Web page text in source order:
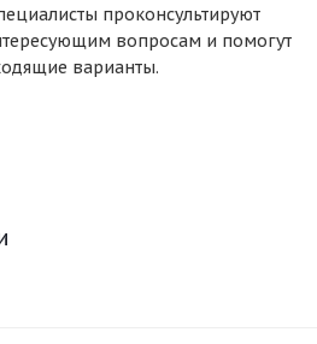
проконсультируют
вопросам и помогут
варианты.